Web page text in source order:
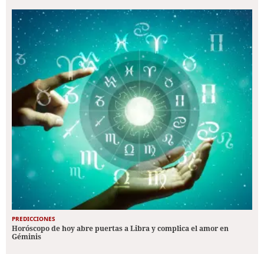
PREDICCIONES
Horóscopo de hoy abre puertas a Libra y complica el amor en
Géminis